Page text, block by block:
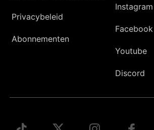
Privacybeleid
Abonnementen
Instagram
Facebook
Youtube
Discord